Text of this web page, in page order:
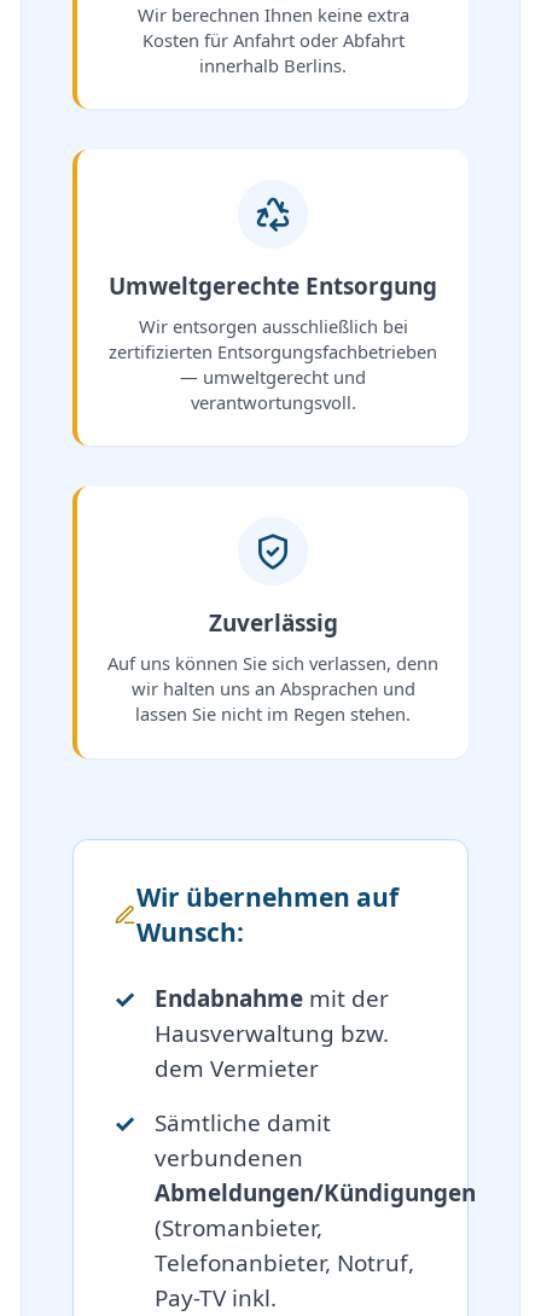
Wir berechnen Ihnen keine extra
Kosten für Anfahrt oder Abfahrt
innerhalb Berlins.
Umweltgerechte Entsorgung
Wir entsorgen ausschließlich bei
zertifizierten Entsorgungsfachbetrieben
— umweltgerecht und
verantwortungsvoll.
Zuverlässig
Auf uns können Sie sich verlassen, denn
wir halten uns an Absprachen und
lassen Sie nicht im Regen stehen.
Wir übernehmen auf
Wunsch:
Endabnahmemit der
Hausverwaltung bzw.
dem Vermieter
Sämtliche damit
verbundenen
Abmeldungen/Kündigungen
(Stromanbieter,
Telefonanbieter, Notruf,
Pay-TV inkl.